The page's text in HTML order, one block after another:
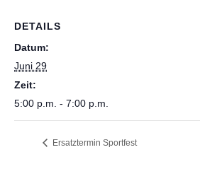
DETAILS
Datum:
Juni 29
Zeit:
5:00 p.m. - 7:00 p.m.
Ersatztermin Sportfest